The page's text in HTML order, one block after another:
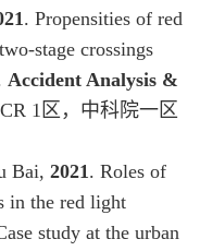
. Propensities of red
stage crossings
Accident Analysis &
1区，中科院一区
Bai,2021. Roles of
in the red light
study at the urban